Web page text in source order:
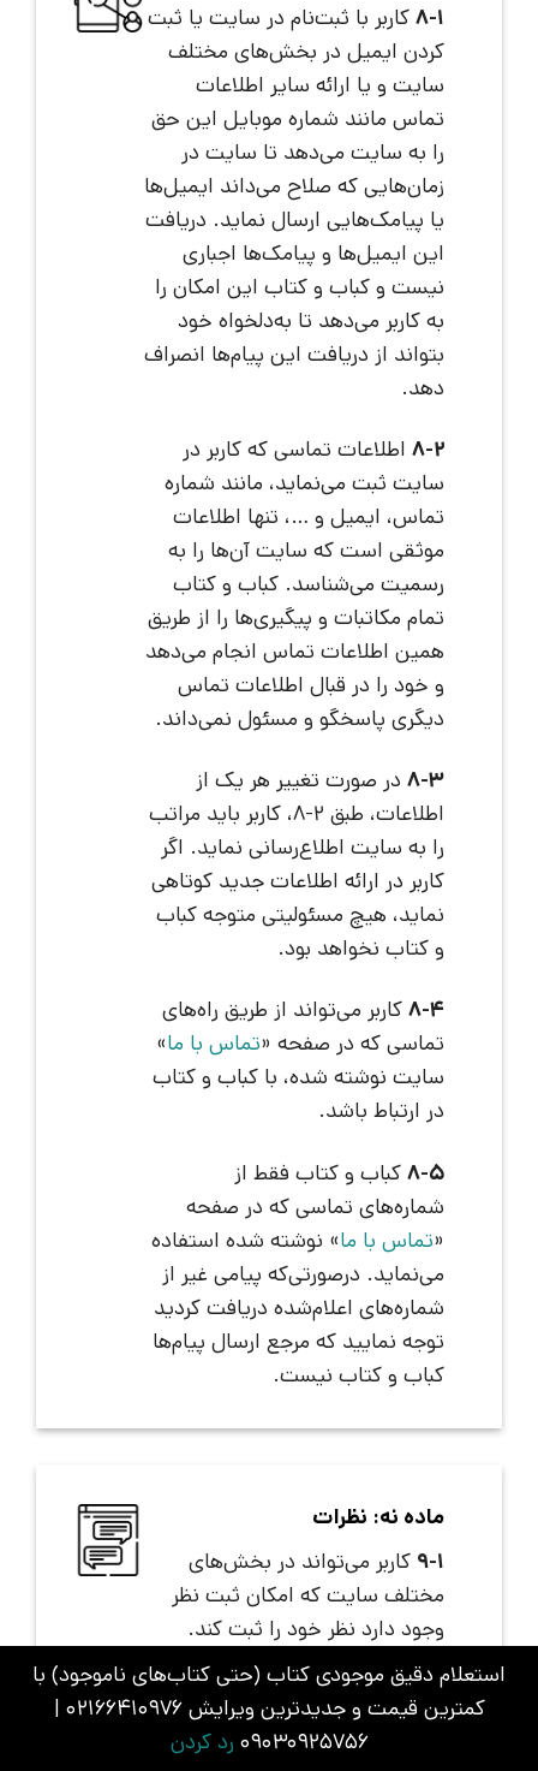
استعلام دقیق موجودی کتاب (حتی کتاب‌های ناموجود) با
کمترین قیمت و جدیدترین ویرایش 02166410976 |
09030925756 رد کردن
8-1کاربر با ثبت‌نام در سایت یا ثبت
کردن ایمیل در بخش‌های مختلف
سایت و یا ارائه سایر اطلاعات
تماس مانند شماره موبایل این حق
را به سایت می‌دهد تا سایت در
زمان‌هایی که صلاح می‌داند ایمیل‌ها
یا پیامک‌هایی ارسال نماید. دریافت
این ایمیل‌ها و پیامک‌ها اجباری
نیست و کباب و کتاب این امکان را
به کاربر می‌دهد تا به‌دلخواه خود
بتواند از دریافت این پیام‌ها انصراف
دهد.
8-2اطلاعات تماسی که کاربر در
سایت ثبت می‌نماید، مانند شماره
تماس، ایمیل و …، تنها اطلاعات
موثقی است که سایت آن‌ها را به
رسمیت می‌شناسد. کباب و کتاب
تمام مکاتبات و پیگیری‌ها را از طریق
همین اطلاعات تماس انجام می‌دهد
و خود را در قبال اطلاعات تماس
دیگری پاسخگو و مسئول نمی‌داند.
8-3در صورت تغییر هر یک از
اطلاعات، طبق 2-8، کاربر باید مراتب
را به سایت اطلاع‌رسانی نماید. اگر
کاربر در ارائه اطلاعات جدید کوتاهی
نماید، هیچ مسئولیتی متوجه کباب
و کتاب نخواهد بود.
8-4کاربر می‌تواند از طریق راه‌های
تماسی که در صفحه «تماس با ما»
سایت نوشته شده، با کباب و کتاب
در ارتباط باشد.
8-5کباب و کتاب فقط از
شماره‌های تماسی که در صفحه
«تماس با ما» نوشته شده استفاده
می‌نماید. درصورتی‌که پیامی غیر از
شماره‌های اعلام‌شده دریافت کردید
توجه نمایید که مرجع ارسال پیام‌ها
کباب و کتاب نیست.
ماده نه: نظرات
9-1 کاربر می‌تواند در بخش‌های
مختلف سایت که امکان ثبت نظر
وجود دارد نظر خود را ثبت کند.
9-2نظرات باید به زبان فارسی
نوشته شده باشند.